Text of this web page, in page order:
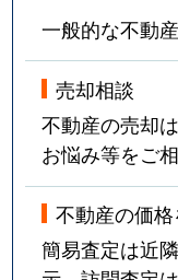
一般的な不動
売却相談
不動産の売却
お悩み等をご
不動産の価
簡易査定は近